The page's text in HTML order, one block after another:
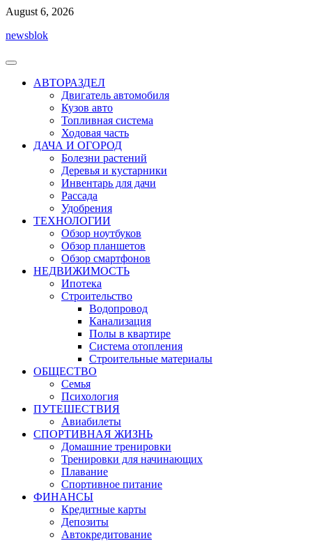
Перейти
содержимому
August 6, 2026
newsblok
АВТОРАЗДЕЛ
Двигатель автомобиля
Кузов авто
Топливная система
Ходовая часть
ДАЧА И ОГОРОД
Болезни растений
Деревья и кустарники
Инвентарь для дачи
Рассада
Удобрения
ТЕХНОЛОГИИ
Обзор ноутбуков
Обзор планшетов
Обзор смартфонов
НЕДВИЖИМОСТЬ
Ипотека
Строительство
Водопровод
Канализация
Полы в квартире
Система отопления
Строительные материалы
ОБЩЕСТВО
Семья
Психология
ПУТЕШЕСТВИЯ
Авиабилеты
СПОРТИВНАЯ ЖИЗНЬ
Домашние тренировки
Тренировки для начинающих
Плавание
Спортивное питание
ФИНАНСЫ
Кредитные карты
Депозиты
Автокредитование